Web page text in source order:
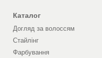
Каталог
Догляд за волоссям
Стайлінг
Фарбування